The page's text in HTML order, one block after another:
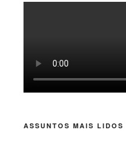
ASSUNTOS MAIS LIDOS